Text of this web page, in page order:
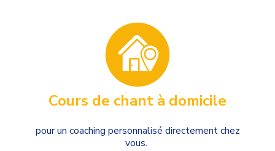
Cours de chant à domicile
pour un coaching personnalisé directement chez
vous.